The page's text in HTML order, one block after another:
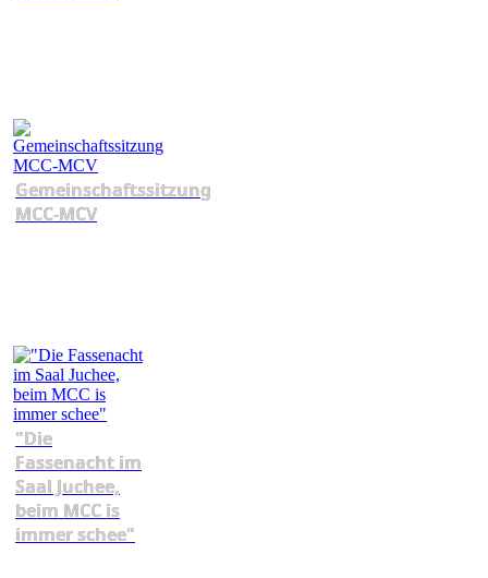
Gemeinschaftssitzung
MCC-MCV
"Die
Fassenacht im
Saal Juchee,
beim MCC is
immer schee"